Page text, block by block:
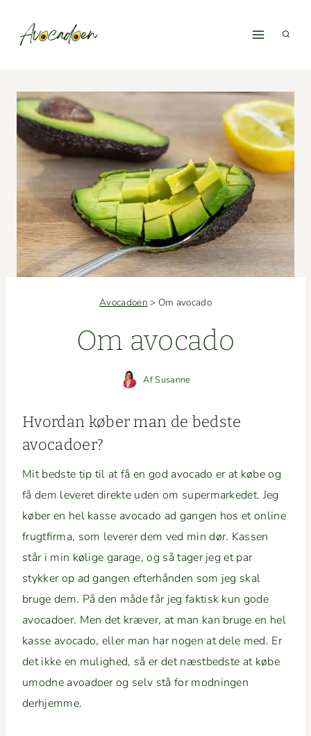
Avocadoen > Om avocado
Om avo­ca­do
AfSusanne
Hvor­dan køber man de bed­ste
avocadoer?
Mit bed­ste tip til at få en god avo­ca­do er at købe og
få dem lev­eret direk­te uden om super­markedet. Jeg
køber en hel kasse avo­ca­do ad gan­gen hos et online
frugt­fir­ma, som lev­er­er dem ved min dør. Kassen
står i min kølige garage, og så tager jeg et par
stykker op ad gan­gen efter­hån­den som jeg skal
bruge dem. På den måde får jeg fak­tisk kun gode
avo­ca­do­er. Men det kræver, at man kan bruge en hel
kasse avo­ca­do, eller man har nogen at dele med. Er
det ikke en mulighed, så er det næst­bed­ste at købe
umodne avoa­d­o­er og selv stå for mod­nin­gen
derhjemme.